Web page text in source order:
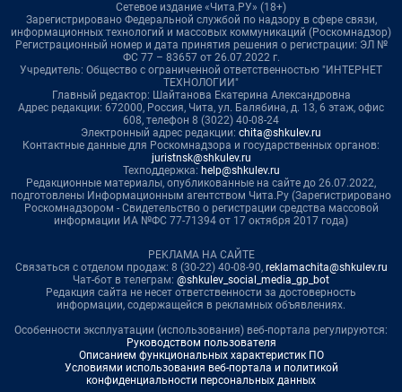
Сетевое издание «Чита.РУ» (18+)
Зарегистрировано Федеральной службой по надзору в сфере связи,
информационных технологий и массовых коммуникаций (Роскомнадзор)
Регистрационный номер и дата принятия решения о регистрации: ЭЛ №
ФС 77 – 83657 от 26.07.2022 г.
Учредитель: Общество с ограниченной ответственностью "ИНТЕРНЕТ
ТЕХНОЛОГИИ"
Главный редактор: Шайтанова Екатерина Александровна
Адрес редакции: 672000, Россия, Чита, ул. Балябина, д. 13, 6 этаж, офис
608, телефон 8 (3022) 40-08-24
Электронный адрес редакции: chita@shkulev.ru
Контактные данные для Роскомнадзора и государственных органов:
juristnsk@shkulev.ru
Техподдержка: help@shkulev.ru
Редакционные материалы, опубликованные на сайте до 26.07.2022,
подготовлены Информационным агентством Чита.Ру (Зарегистрировано
Роскомнадзором - Свидетельство о регистрации средства массовой
информации ИА №ФС 77-71394 от 17 октября 2017 года)
РЕКЛАМА НА САЙТЕ
Связаться с отделом продаж: 8 (30-22) 40-08-90, reklamachita@shkulev.ru
Чат-бот в телеграм: @shkulev_social_media_gp_bot
Редакция сайта не несет ответственности за достоверность
информации, содержащейся в рекламных объявлениях.
Особенности эксплуатации (использования) веб-портала регулируются:
Руководством пользователя
Описанием функциональных характеристик ПО
Условиями использования веб-портала и политикой
конфиденциальности персональных данных